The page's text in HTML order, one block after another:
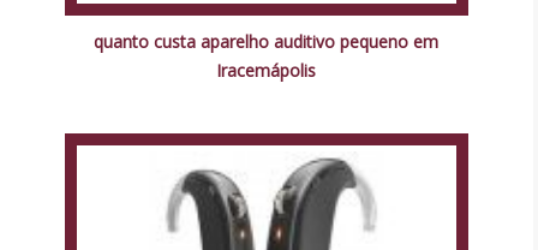
quanto custa aparelho auditivo pequeno em
Iracemápolis